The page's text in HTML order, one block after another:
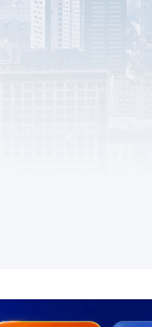
营